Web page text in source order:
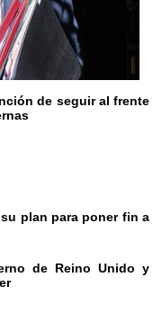
de seguir al frente
plan para poner fin a
de Reino Unido y